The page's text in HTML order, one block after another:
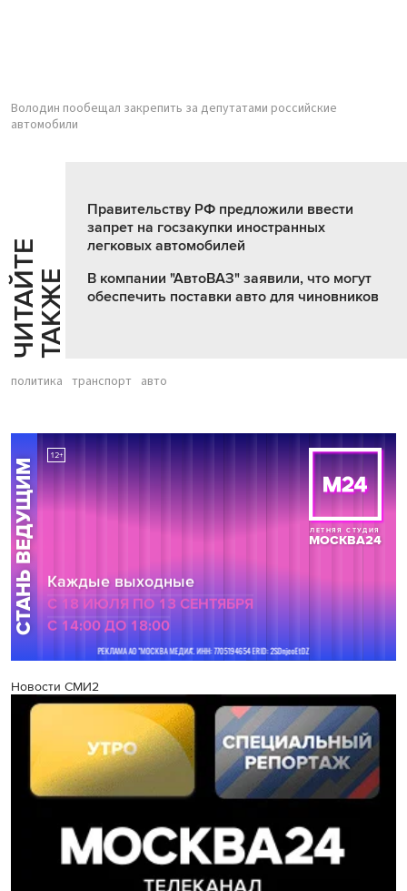
Володин пообещал закрепить за депутатами российские
автомобили
Ч
И
Т
АЙ
Т
Е
Т
А
К
ЖЕ
Правительству РФ предложили ввести
запрет на госзакупки иностранных
легковых автомобилей
В компании "АвтоВАЗ" заявили, что могут
обеспечить поставки авто для чиновников
политика транспорт авто
Новости СМИ2